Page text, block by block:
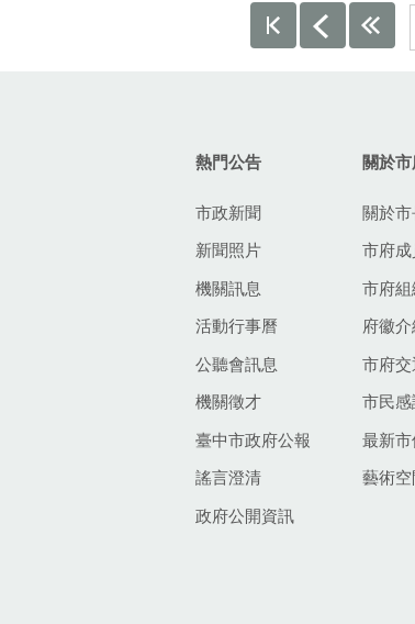
熱門公告
市政新聞
新聞照片
機關訊息
活動行事曆
公聽會訊息
機關徵才
臺中市政府公報
謠言澄清
政府公開資訊
關於
關於
市府成
市府組
府徽介
市府
市民感
最新市
藝術空